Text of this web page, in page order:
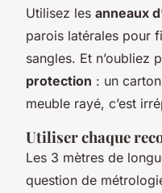
Utilisez les anneaux
parois latérales pour
sangles. Et n’oubliez
protection : un
meuble rayé, c’est
Utiliser chaque
Les 3 mètres de
question de